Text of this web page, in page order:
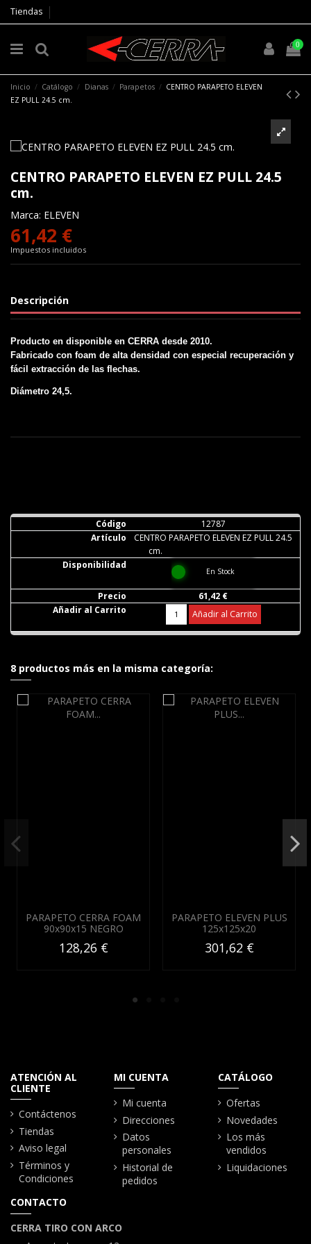
Tiendas
0
Inicio Catálogo Dianas Parapetos
CENTRO PARAPETO ELEVEN
EZ PULL 24.5 cm.
CENTRO PARAPETO ELEVEN EZ PULL 24.5
cm.
Marca: ELEVEN
61,42 €
Impuestos incluidos
Descripción
Producto en disponible en CERRA desde 2010.
Fabricado con foam de alta densidad con especial recuperación y
fácil extracción de las flechas.
Diámetro 24,5.
12787
CENTRO PARAPETO ELEVEN EZ PULL 24.5
cm.
En Stock
61,42 €
Añadir al Carrito
8 productos más en la misma categoría:
PARAPETO CERRA FOAM
90x90x15 NEGRO
128,26 €
PARAPETO ELEVEN PLUS
125x125x20
301,62 €
ATENCIÓN AL
CLIENTE
Contáctenos
Tiendas
Aviso legal
Términos y
Condiciones
MI CUENTA
Mi cuenta
Direcciones
Datos
personales
Historial de
pedidos
CATÁLOGO
Ofertas
Novedades
Los más
vendidos
Liquidaciones
CONTACTO
CERRA TIRO CON ARCO